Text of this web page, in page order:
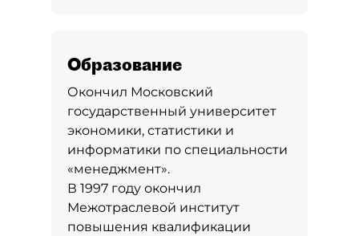
Образование
Окончил Московский
государственный университет
экономики, статистики и
информатики по специальности
«менеджмент».
В 1997 году окончил
Межотраслевой институт
повышения квалификации